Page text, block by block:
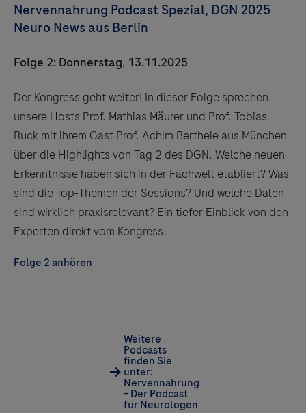
Nervennahrung Podcast Spezial, DGN 2025
Neuro News aus Berlin
Folge 2: Donnerstag, 13.11.2025
Der Kongress geht weiter! In dieser Folge sprechen
unsere Hosts Prof. Mathias Mäurer und Prof. Tobias
Ruck mit ihrem Gast Prof. Achim Berthele aus München
über die Highlights von Tag 2 des DGN. Welche neuen
Erkenntnisse haben sich in der Fachwelt etabliert? Was
sind die Top-Themen der Sessions? Und welche Daten
sind wirklich praxisrelevant? Ein tiefer Einblick von den
Experten direkt vom Kongress.
Folge 2 anhören
Weitere
Podcasts
finden Sie
unter:
Nervennahrung
– Der Podcast
für Neurologen